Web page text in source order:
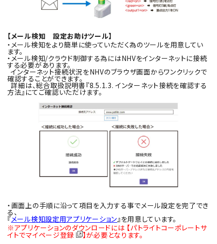
【メール検知 設定お助けツール】
・メール検知をより簡単に使っていただく為のツールを用意してい
ます。
・メール検知/クラウド制御する為にはNHVをインターネットに接続
する必要があります。
インターネット接続状況をNHVのブラウザ画面からワンクリックで
確認することができます。
詳細は、総合取扱説明書『8.5.1.3. インターネット接続を確認する
方法』にてご確認いただけます。
・画面上の手順に沿って項目を入力する事でメール設定を完了でき
る、
『メール検知設定用アプリケーション』を用意しています。
※アプリケーションのダウンロードには 【パトライトコーポレートサ
イトでマイページ登録 】が必要となります。